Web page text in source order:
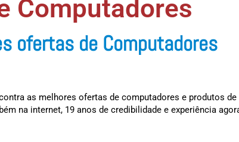
Computadores
ofertas de Computadores
as melhores ofertas de computadores e produtos
na internet, 19 anos de credibilidade e experiência